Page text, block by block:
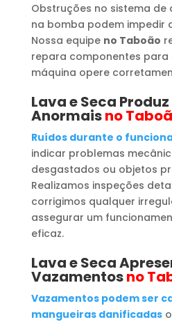
Obstruções no sistema de
na bomba podem impedir
Nossa equipe no Taboão
repara componentes para
máquina opere
Lava e Seca
Anormaisno
Ruídos durante o
indicar problemas
desgastados ou objetos
Realizamos inspeções
corrigimos qualquer
assegurar um
eficaz.
Lava e Seca
Vazamentosno
Vazamentos podem ser
mangueiras danificadas